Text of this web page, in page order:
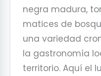
negra madura,
matices de
una variedad
la gastronomía
territorio. Aquí el